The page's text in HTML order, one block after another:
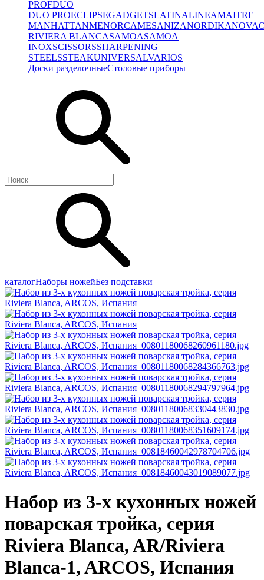
PROFDUO
DUO PROECLIPSEGADGETSLATINALINEAMAITRE
MANHATTANMENORCAMESANIZANORDIKANOVA
RIVIERA BLANCASAMOASAMOA
INOXSCISSORSSHARPENING
STEELSSTEAKUNIVERSALVARIOS
Доски разделочныеСтоловые приборы
каталогНаборы ножейБез подставки
Набор из 3-х кухонных ножей
поварская тройка, серия
Riviera Blanca, AR/Riviera
Blanca-1, ARCOS, Испания